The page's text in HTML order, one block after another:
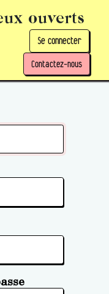
ouverts
Se connecter
Contactez-nous